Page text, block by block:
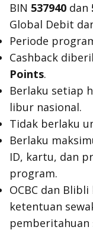
BIN 537940 dan
Global Debit
Periode
Cashback
Points.
Berlaku setiap
libur nasional.
Tidak berlaku
Berlaku
ID, kartu, dan
program.
OCBC dan
ketentuan
pemberitahuan